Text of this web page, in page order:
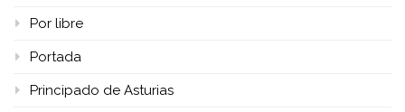
Por libre
Portada
Principado de Asturias